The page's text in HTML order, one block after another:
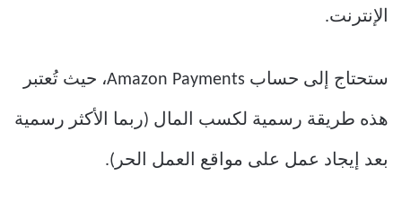
الإنترنت.
ستحتاج إلى حساب Amazon Payments، حيث تُعتبر
هذه طريقة رسمية لكسب المال (ربما الأكثر رسمية
بعد إيجاد عمل على مواقع العمل الحر).